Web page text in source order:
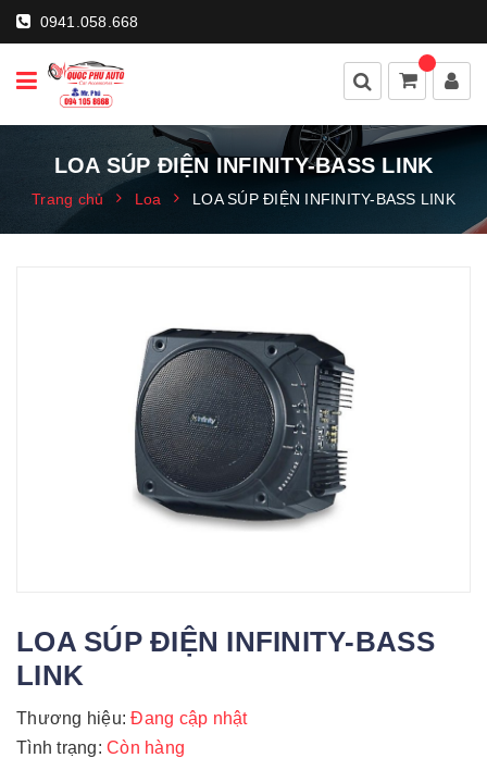
0941.058.668
LOA SÚP ĐIỆN INFINITY-BASS LINK
Trang chủ Loa LOA SÚP ĐIỆN INFINITY-BASS LINK
LOA SÚP ĐIỆN INFINITY-BASS
LINK
Thương hiệu: Đang cập nhật
Tình trạng: Còn hàng